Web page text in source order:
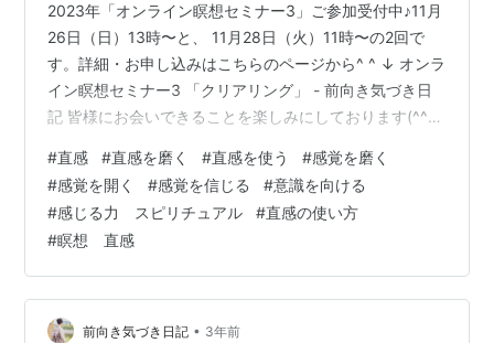
2023年「オンライン瞑想セミナー3」ご参加受付中♪11月
26日（日）13時〜と、 11月28日（火）11時〜の2回で
す。詳細・お申し込みはこちらのページから^ ^ ↓ オンラ
イン瞑想セミナー3 「クリアリング」 - 前向き気づき日
記 皆様にお会いできることを楽しみにしております(^^)
なる、というお話です。 人や自分の体や心、 自然や宇
宙、 そして机やスマホなどの無生物でも、 私たちは誰も
が、つながり感じることができます。 そのポイントやコ
ツのお話です♪ ぜひ読んでみてくださいね(^^) ・ 今日も
太陽の日差したっぷりの 光溢れる一日でし…
#直感 #直感を磨く #直感を使う #感覚を磨く
#感覚を開く #感覚を信じる #意識を向ける
#感じる力 スピリチュアル #直感の使い方
#瞑想 直感
前向き気づき日記 • 3年前